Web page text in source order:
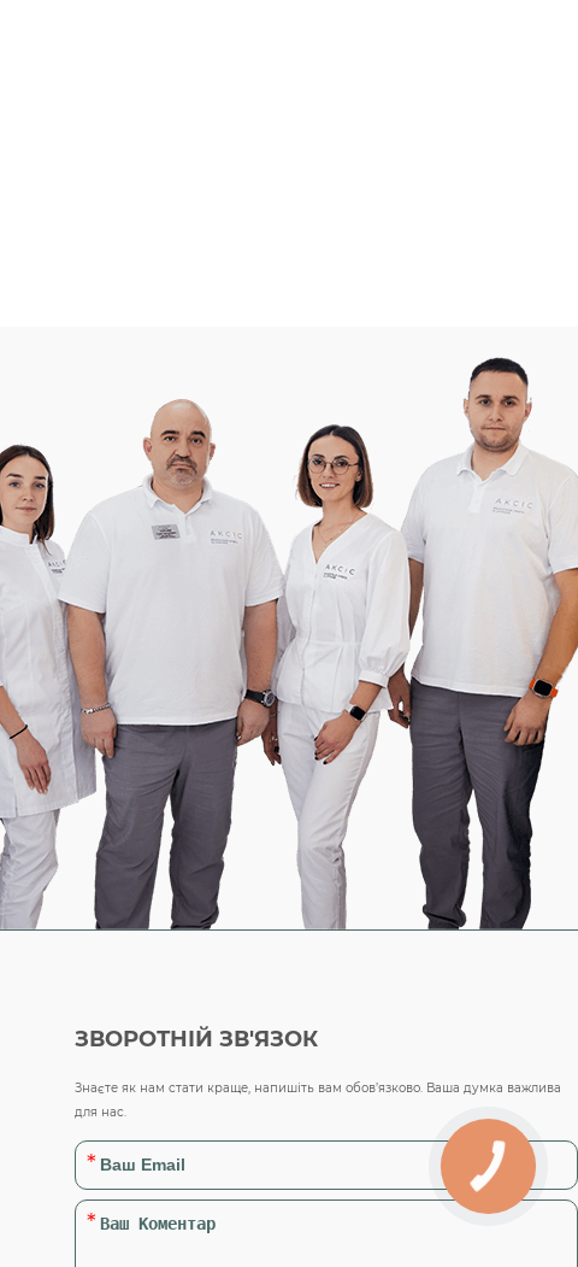
ЗВОРОТНІЙ ЗВ'ЯЗОК
Знаєте як нам стати краще, напишіть вам обов’язково. Ваша думка важлива
для нас.